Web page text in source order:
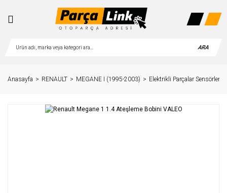
ARA
Anasayfa RENAULT MEGANE I (1995-2003) Elektrikli Parçalar Sensörler